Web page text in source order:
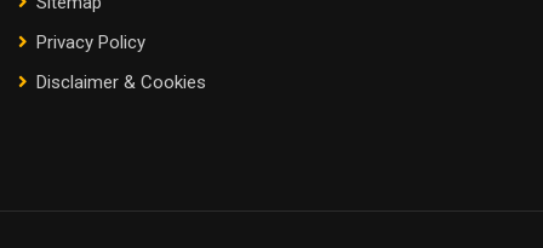
Privacy Policy
Disclaimer & Cookies